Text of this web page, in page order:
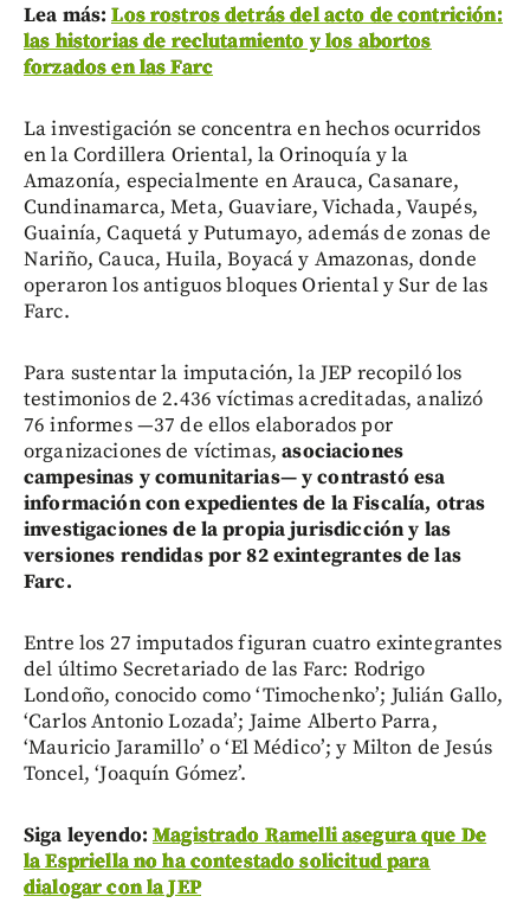
Lea más:Los rostros detrás del acto de contrición:
las historias de reclutamiento y los abortos
forzados en las Farc
La investigación se concentra en hechos ocurridos
en la Cordillera Oriental, la Orinoquía y la
Amazonía, especialmente en Arauca, Casanare,
Cundinamarca, Meta, Guaviare, Vichada, Vaupés,
Guainía, Caquetá y Putumayo, además de zonas de
Nariño, Cauca, Huila, Boyacá y Amazonas, donde
operaron los antiguos bloques Oriental y Sur de las
Farc.
Para sustentar la imputación, la JEP recopiló los
testimonios de 2.436 víctimas acreditadas, analizó
76 informes —37 de ellos elaborados por
organizaciones de víctimas, asociaciones
campesinas y comunitarias— y contrastó esa
información con expedientes de la Fiscalía, otras
investigaciones de la propia jurisdicción y las
versiones rendidas por 82 exintegrantes de las
Farc.
Entre los 27 imputados figuran cuatro exintegrantes
del último Secretariado de las Farc: Rodrigo
Londoño, conocido como ‘Timochenko’; Julián Gallo,
‘Carlos Antonio Lozada’; Jaime Alberto Parra,
‘Mauricio Jaramillo’ o ‘El Médico’; y Milton de Jesús
Toncel, ‘Joaquín Gómez’.
Siga leyendo:Magistrado Ramelli asegura que De
la Espriella no ha contestado solicitud para
dialogar con la JEP